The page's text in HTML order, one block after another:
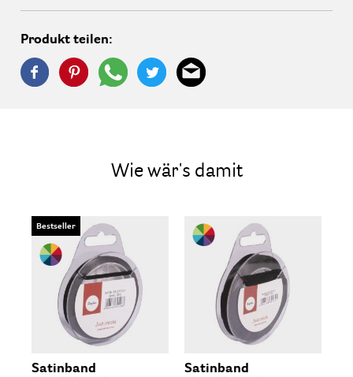
Produkt teilen:
Wie wär's damit
Bestseller
Satinband Satinband